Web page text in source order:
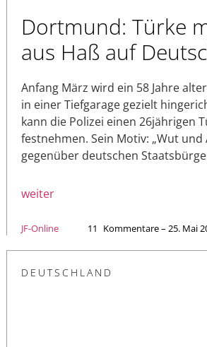
Dortmund: Türke
aus Haß auf
Anfang März wird ein 58 Jahre
in einer Tiefgarage gezielt
kann die Polizei einen 26jährigen
festnehmen. Sein Motiv: „Wut
gegenüber deutschen
weiter
JF-Online 11 Kommentare – 25. Mai
DEUTSCHLAND